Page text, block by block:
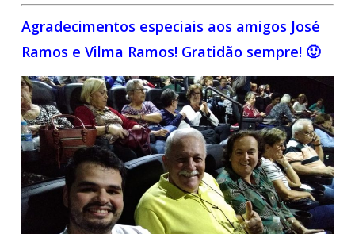
Agradecimentos especiais aos amigos José
Ramos e Vilma Ramos! Gratidão sempre! 🙂